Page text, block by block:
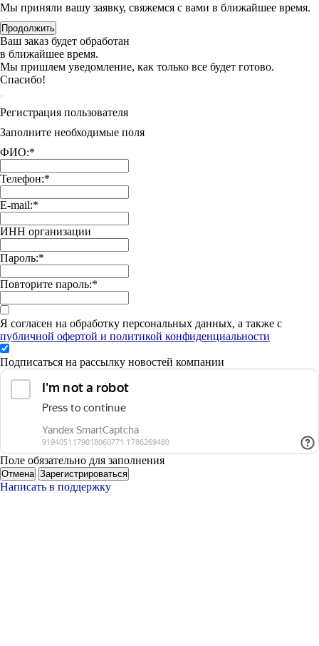
Мы приняли вашу заявку, свяжемся с вами в ближайшее время.
Продолжить
Ваш заказ будет обработан
в ближайшее время.
Мы пришлем уведомление, как только все будет готово.
Спасибо!
Регистрация пользователя
Заполните необходимые поля
ФИО:*
Телефон:*
E-mail:*
ИНН организации
Пароль:*
Повторите пароль:*
Я согласен на обработку персональных данных, а также с
публичной офертой и политикой конфиденциальности
Подписаться на рассылку новостей компании
Поле обязательно для заполнения
Отмена Зарегистрироваться
Написать в поддержку